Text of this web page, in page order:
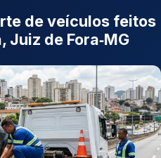
de veículos feitos
Juiz de Fora‑MG